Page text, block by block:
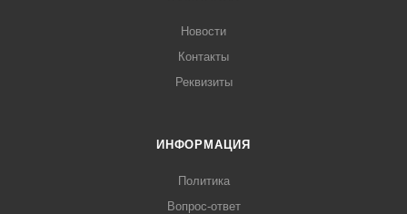
Новости
Контакты
Реквизиты
ИНФОРМАЦИЯ
Политика
Вопрос-ответ